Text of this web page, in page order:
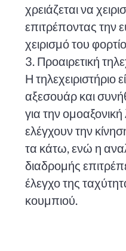
χρειάζεται να
επιτρέποντας την
χειρισμό του
3. Προαιρετική
Η τηλεχειριστήριο
αξεσουάρ και
για την
ελέγχουν την
τα κάτω, ενώ η
διαδρομής
έλεγχο της
κουμπιού.